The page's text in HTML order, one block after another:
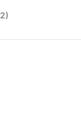
2)